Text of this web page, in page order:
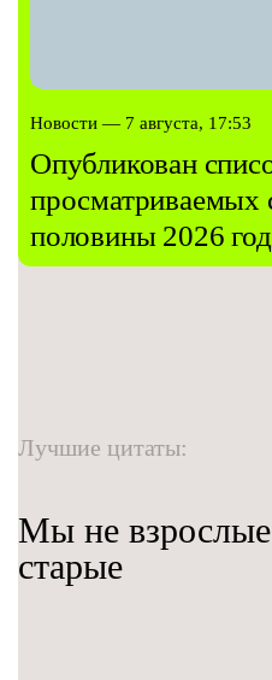
Новости — 7 августа, 17:53
Опубликован
просматриваемых
половины 2026
Лучшие цитаты:
Мы не
старые